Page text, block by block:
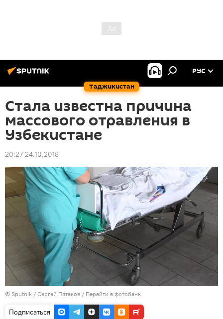
Таджикистан
РУС
Стала известна причина
массового отравления в
Узбекистане
20:27 24.10.2018
© Sputnik / Сергей Пятаков / Перейти в фотобанк
Подписаться